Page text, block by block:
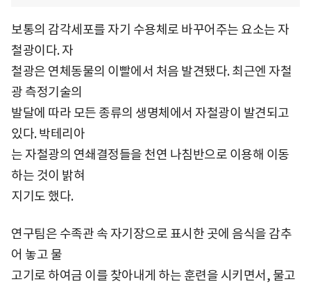
보통의 감각세포를 자기 수용체로 바꾸어주는 요소는 자
철광이다. 자
철광은 연체동물의 이빨에서 처음 발견됐다. 최근엔 자철
광 측정기술의
발달에 따라 모든 종류의 생명체에서 자철광이 발견되고
있다. 박테리아
는 자철광의 연쇄결정들을 천연 나침반으로 이용해 이동
하는 것이 밝혀
지기도 했다.
연구팀은 수족관 속 자기장으로 표시한 곳에 음식을 감추
어 놓고 물
고기로 하여금 이를 찾아내게 하는 훈련을 시키면서, 물고